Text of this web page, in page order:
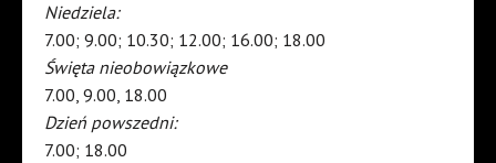
Niedziela:
7.00; 9.00; 10.30; 12.00; 16.00; 18.00
Święta nieobowiązkowe
7.00, 9.00, 18.00
Dzień powszedni:
7.00; 18.00